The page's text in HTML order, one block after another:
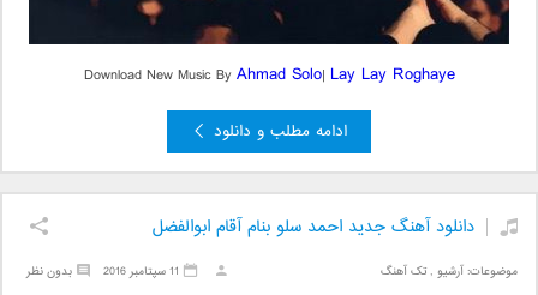
Download New Music ByAhmad Solo| Lay Lay Roghaye
ادامه مطلب و دانلود
دانلود آهنگ جدید احمد سلو بنام آقام ابوالفضل
موضوعات:آرشیو ,تک آهنگ بدون نظر 11 سپتامبر 2016